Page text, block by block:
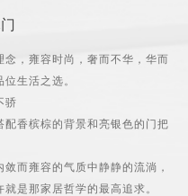
，雍容时尚，奢而不华，华而
生活之选。
骄
香槟棕的背景和亮银色的门把
而雍容的气质中静静的流淌，
是那家居哲学的最高追求。